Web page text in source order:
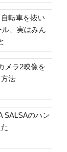
転車を抜い
、実はみん
メラ2映像を
法
SALSAのハン